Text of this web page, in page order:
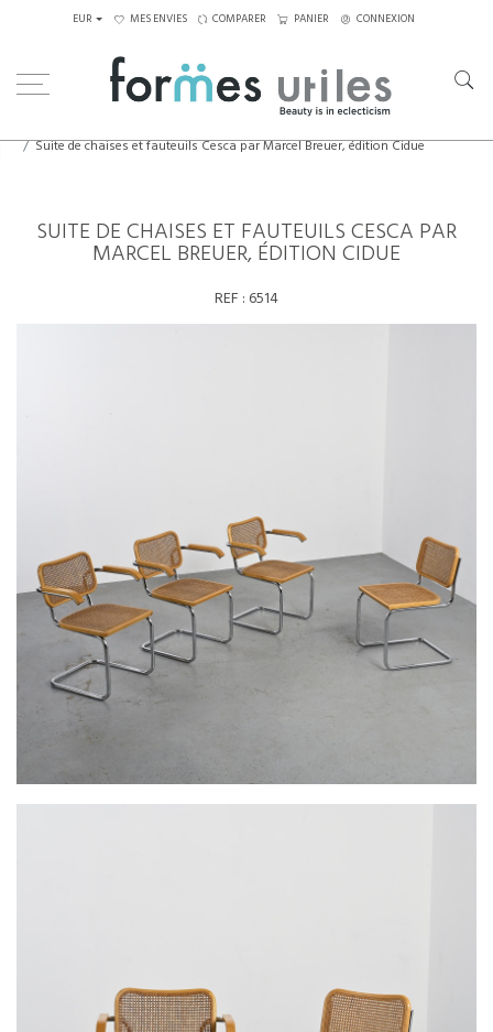
EUR MES ENVIES COMPARER PANIER CONNEXION
Suite de chaises et fauteuils Cesca par Marcel Breuer, édition Cidue
SUITE DE CHAISES ET FAUTEUILS CESCA PAR
MARCEL BREUER, ÉDITION CIDUE
REF : 6514